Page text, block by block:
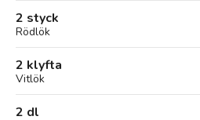
2 styck
Rödlök
2 klyfta
Vitlök
2 dl